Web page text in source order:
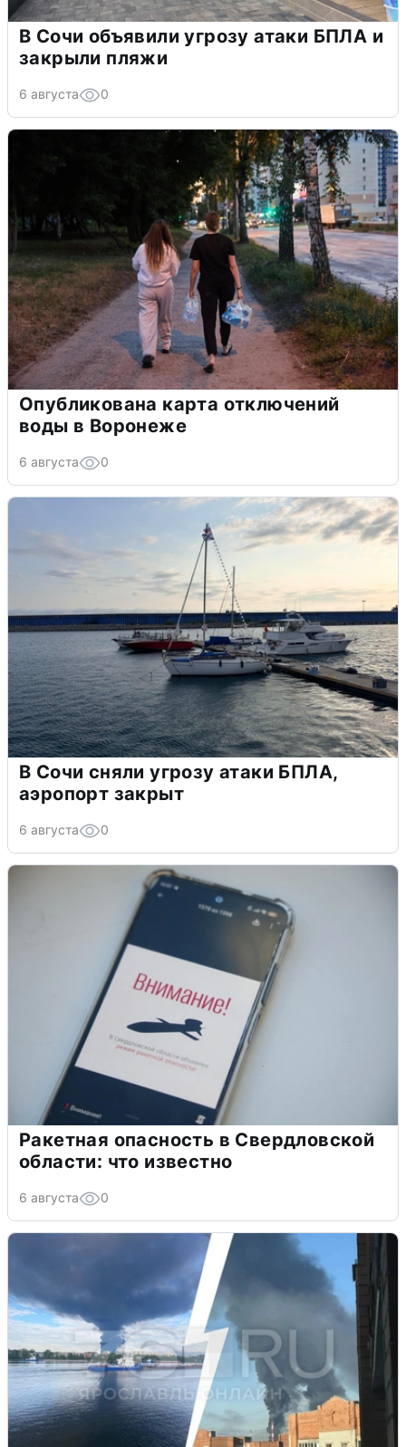
В Сочи объявили угрозу атаки БПЛА и
закрыли пляжи
6 августа 0
Опубликована карта отключений
воды в Воронеже
6 августа 0
В Сочи сняли угрозу атаки БПЛА,
аэропорт закрыт
6 августа 0
Ракетная опасность в Свердловской
области: что известно
6 августа 0